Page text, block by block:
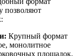
позволяют
Крупный формат
монолитное
площадок.